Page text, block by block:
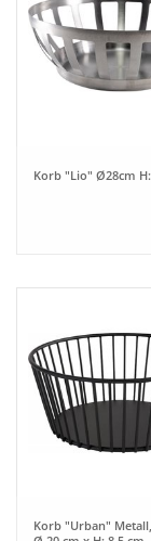
Korb "Lio" Ø28cm
Korb "Urban"